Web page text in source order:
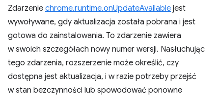
Zdarzenie chrome.runtime.onUpdateAvailable jest
wywoływane, gdy aktualizacja została pobrana i jest
gotowa do zainstalowania. To zdarzenie zawiera
w swoich szczegółach nowy numer wersji. Nasłuchując
tego zdarzenia, rozszerzenie może określić, czy
dostępna jest aktualizacja, i w razie potrzeby przejść
w stan bezczynności lub spowodować ponowne